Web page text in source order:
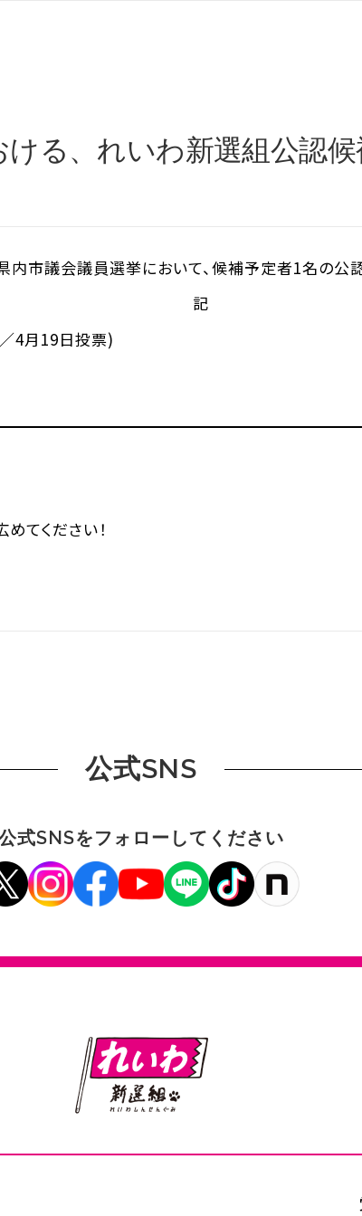
る、れいわ新選組公認
市議会議員選挙において、候補予定者1名の公
4月19日投票)
てください！
公式SNS
式SNSをフォローしてください